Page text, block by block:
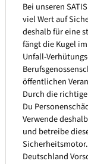
Bei unseren
viel Wert auf
deshalb für eine
fängt die Kugel
Unfall-
öffentlichen
Durch die
Du
Verwende
und betreibe
Deutschland